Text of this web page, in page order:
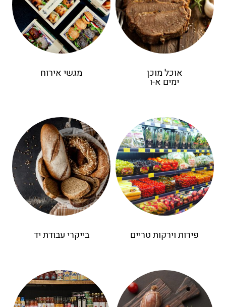
אוכל מוכן
ימים א-ו
מגשי אירוח
פירות וירקות טריים בייקרי עבודת יד